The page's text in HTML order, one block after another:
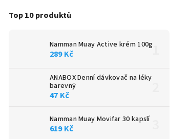
Top 10 produktů
Namman Muay Active krém 100g
289 Kč
ANABOX Denní dávkovač na léky
barevný
47 Kč
Namman Muay Movifar 30 kapslí
619 Kč